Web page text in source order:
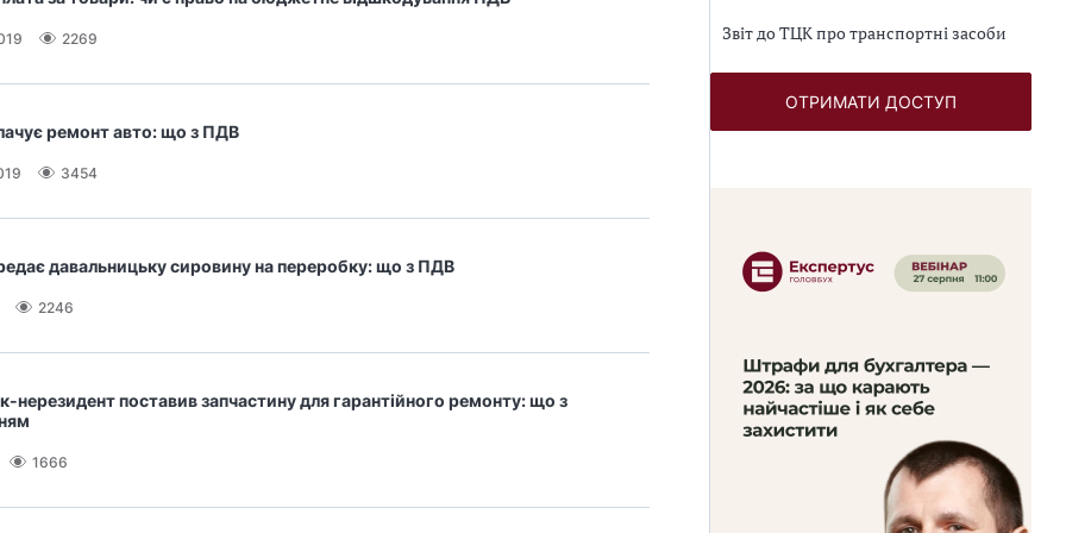
2269
ремонт авто: що з ПДВ
3454
давальницьку сировину на переробку: що з ПДВ
2246
нерезидент поставив запчастину для гарантійного ремонту: що з
1666
Звіт до ТЦК про транспортні засоби
ОТРИМАТИ ДОСТУП